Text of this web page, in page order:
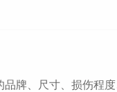
牌、尺寸、损伤程